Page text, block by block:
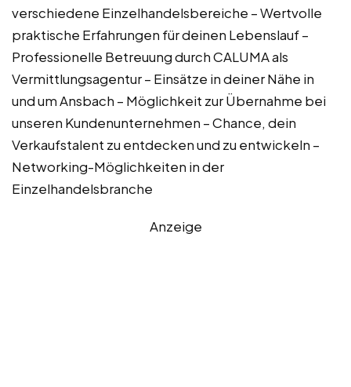
verschiedene Einzelhandelsbereiche – Wertvolle
praktische Erfahrungen für deinen Lebenslauf –
Professionelle Betreuung durch CALUMA als
Vermittlungsagentur – Einsätze in deiner Nähe in
und um Ansbach – Möglichkeit zur Übernahme bei
unseren Kundenunternehmen – Chance, dein
Verkaufstalent zu entdecken und zu entwickeln –
Networking-Möglichkeiten in der
Einzelhandelsbranche
Anzeige